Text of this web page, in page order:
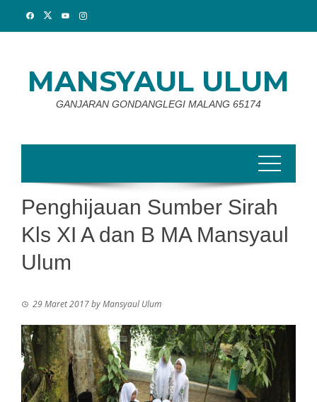
MANSYAUL ULUM
GANJARAN GONDANGLEGI MALANG 65174
Penghijauan Sumber Sirah
Kls XI A dan B MA Mansyaul
Ulum
29 Maret 2017byMansyaul Ulum